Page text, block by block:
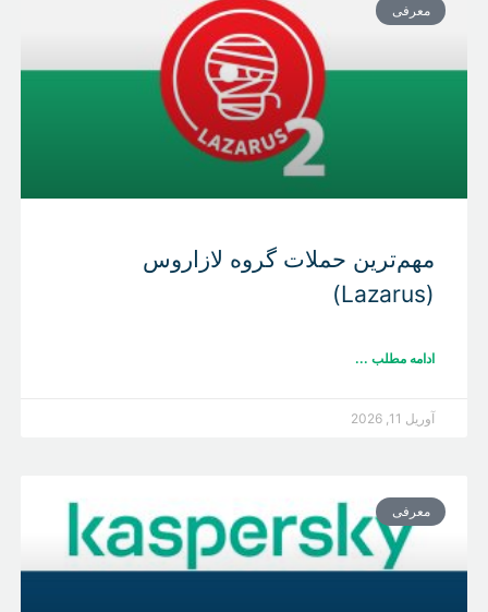
معرفی
مهم‌ترین حملات گروه لازاروس
(Lazarus)
ادامه مطلب ...
آوریل 11, 2026
معرفی